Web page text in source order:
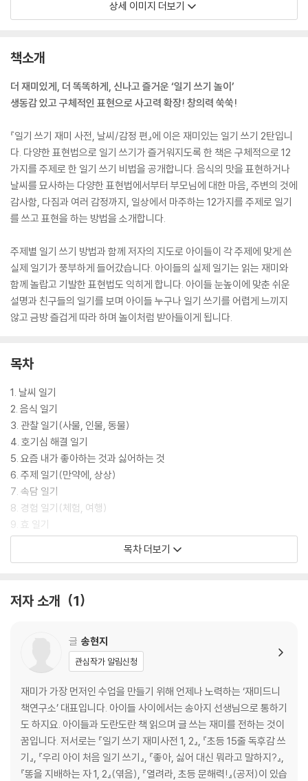
상세 이미지 더보기
책소개
더 재미있게, 더 똑똑하게, 신나고 즐거운 ‘일기 쓰기 놀이’
생동감 있고 구체적인 표현으로 사고력 확장! 창의력 쑥쑥!
『일기 쓰기 재미 사전, 날씨/감정 편』에 이은 재미있는 일기 쓰기 2탄입니
다. 다양한 표현법으로 일기 쓰기가 즐거워지도록 한 책은 구체적으로 12
가지를 주제로 한 일기 쓰기 비법을 공개합니다. 음식의 맛을 표현하거나
날씨를 묘사하는 다양한 표현법에서부터 부모님에 대한 마음, 주변의 것에
감사함, 다짐과 여러 감정까지, 일상에서 마주하는 12가지를 주제로 일기
를 쓰고 표현을 하는 방법을 소개합니다.
주제별 일기 쓰기 방법과 함께 저자의 지도로 아이들이 각 주제에 맞게 쓴
실제 일기가 풍부하게 들어갔습니다. 아이들의 실제 일기는 읽는 재미와
함께 놀랍고 기발한 표현법도 익히게 합니다. 아이들 눈높이에 맞춘 쉬운
설명과 친구들의 일기를 보며 아이들 누구나 일기 쓰기를 어렵게 느끼지
않고 금방 즐겁게 따라 하며 놀이처럼 받아들이게 됩니다.
목차
1. 날씨 일기
2. 음식 일기
3. 관찰 일기(사물, 인물, 동물)
4. 호기심 해결 일기
5. 요즘 내가 좋아하는 것과 싫어하는 것
6. 주제 일기(만약에, 상상)
7. 속담 일기
8. 경험 일기(체험, 여행)
9. 효 일기
10. 감사 일기
목차 더보기
저자 소개 1
글 송현지
관심작가 알림신청
재미가 가장 먼저인 수업을 만들기 위해 언제나 노력하는 ‘재미드니
책연구소’ 대표입니다. 아이들 사이에서는 송아지 선생님으로 통하기
도 하지요. 아이들과 도란도란 책 읽으며 글 쓰는 재미를 전하는 것이
꿈입니다. 저서로는 『일기 쓰기 재미사전 1, 2』, 『초등 15줄 독후감 쓰
기』, 『우리 아이 처음 일기 쓰기』, 『좋아, 싫어 대신 뭐라고 말하지?』,
『똥을 지배하는 자 1, 2』(엮음), 『열려라, 초등 문해력!』(공저)이 있습